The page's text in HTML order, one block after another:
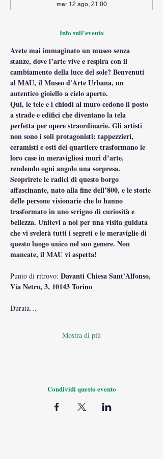
mer 12 ago, 21:00
Info sull'evento
Avete mai immaginato un museo senza
stanze, dove l’arte vive e respira con il
cambiamento della luce del sole? Benvenuti
al MAU, il Museo d'Arte Urbana, un
autentico gioiello a cielo aperto.
Qui, le tele e i chiodi al muro cedono il posto
a strade e edifici che diventano la tela
perfetta per opere straordinarie. Gli artisti
non sono i soli protagonisti: tappezzieri,
ceramisti e osti del quartiere trasformano le
loro case in meravigliosi muri d’arte,
rendendo ogni angolo una sorpresa.
Scoprirete le radici di questo borgo
affascinante, nato alla fine dell’800, e le storie
delle persone visionarie che lo hanno
trasformato in uno scrigno di curiosità e
bellezza. Unitevi a noi per una visita guidata
che vi svelerà tutti i segreti e le meraviglie di
questo luogo unico nel suo genere. Non
mancate, il MAU vi aspetta!
Punto di ritrovo: Davanti Chiesa Sant'Alfonso,
Via Netro, 3, 10143 Torino
Durata…
Mostra di più
Condividi questo evento